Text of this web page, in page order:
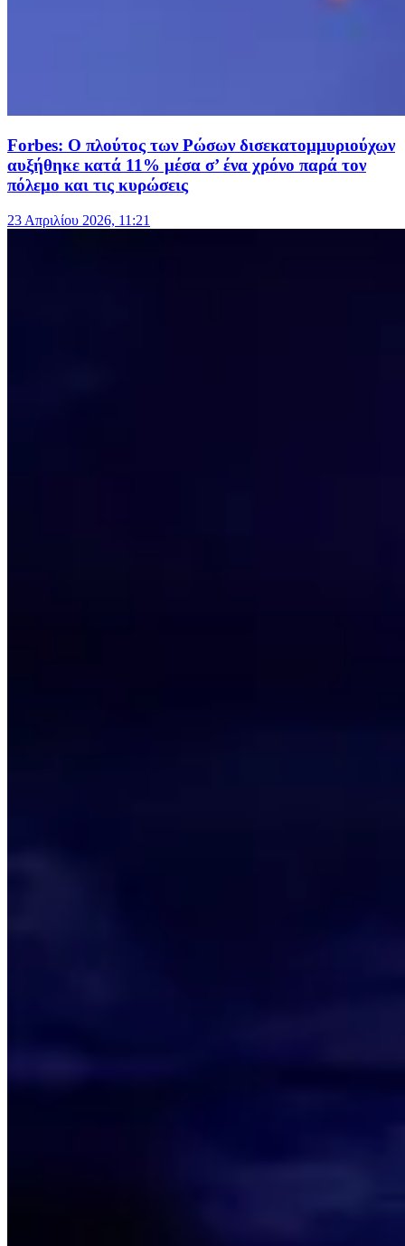
Forbes: Ο πλούτος των Ρώσων δισεκατομμυριούχων
αυξήθηκε κατά 11% μέσα σ’ ένα χρόνο παρά τον
πόλεμο και τις κυρώσεις
23 Απριλίου 2026, 11:21